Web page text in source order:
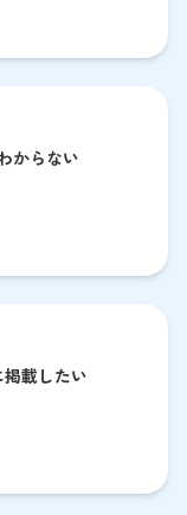
からない
載したい